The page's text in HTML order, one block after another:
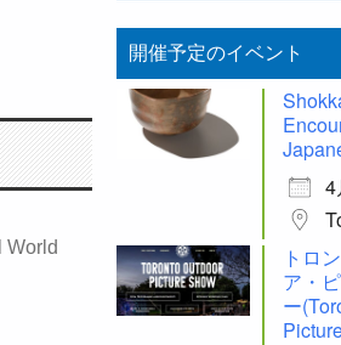
World
開催予定のイベント
4
トロ
ア・
ー